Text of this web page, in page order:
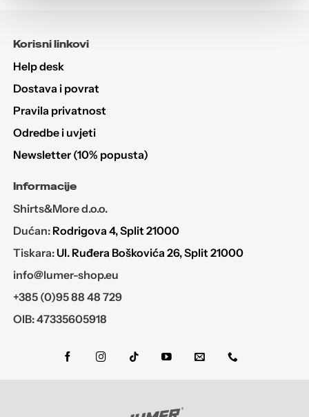
Korisni linkovi
Help desk
Dostava i povrat
Pravila privatnost
Odredbe i uvjeti
Newsletter (10% popusta)
Informacije
Shirts&More d.o.o.
Dućan: Rodrigova 4, Split 21000
Tiskara:Ul. Ruđera Boškovića 26, Split 21000
info@lumer-shop.eu
+385 (0)95 88 48 729
OIB: 47335605918